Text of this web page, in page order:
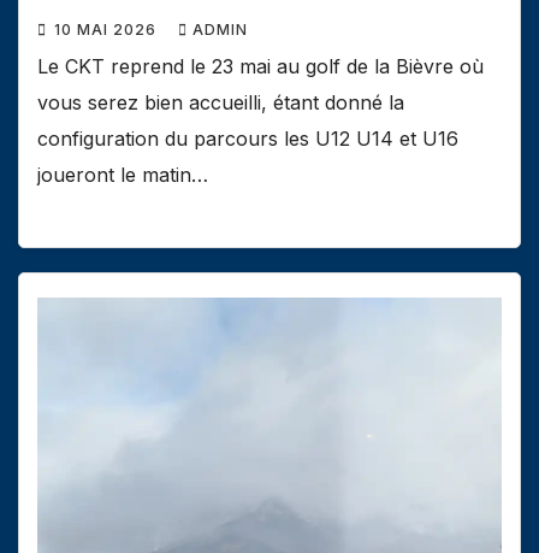
10 MAI 2026 ADMIN
Le CKT reprend le 23 mai au golf de la Bièvre où
vous serez bien accueilli, étant donné la
configuration du parcours les U12 U14 et U16
joueront le matin…